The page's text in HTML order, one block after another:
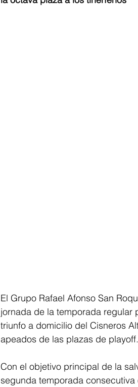
El Grupo Rafael Afonso San
jornada de la temporada regular
triunfo a domicilio del Cisneros
apeados de las plazas de playoff.
Con el objetivo principal de la
segunda temporada